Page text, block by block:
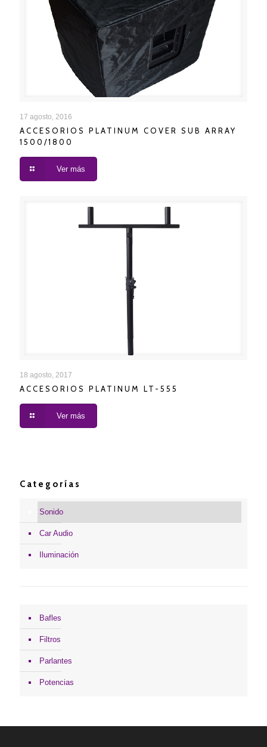
ACCESORIOS PLATINUM COVER SUB ARRAY
17 agosto, 2016
ACCESORIOS PLATINUM COVER SUB ARRAY
1500/1800
Ver más
ACCESORIOS PLATINUM LT-555
18 agosto, 2017
ACCESORIOS PLATINUM LT-555
Ver más
Categorías
Sonido
Car Audio
Iluminación
Bafles
Filtros
Parlantes
Potencias